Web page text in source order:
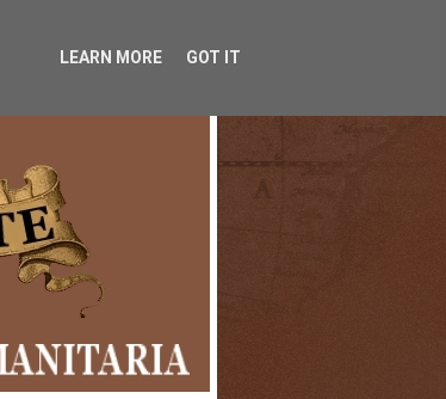
LEARN MORE GOT IT